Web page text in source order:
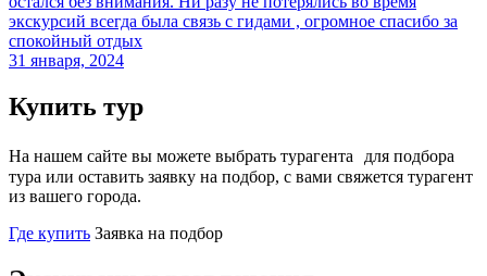
экскурсий всегда была связь с гидами , огромное спасибо за
спокойный отдых
31 января, 2024
Купить тур
На нашем сайте вы можете выбрать турагента для подбора
тура или оставить заявку на подбор, с вами свяжется турагент
из вашего города.
Где купить Заявка на подбор